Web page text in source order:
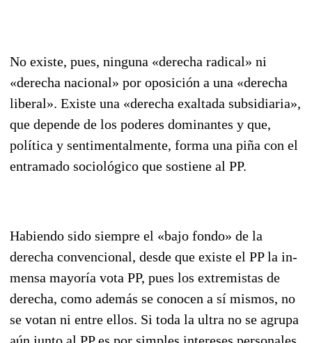
No existe, pues, ninguna «derecha radical» ni
«derecha nacional» por oposición a una «derecha
liberal». Existe una «derecha exaltada subsidiaria»,
que depende de los poderes dominantes y que,
política y sentimentalmente, forma una piña con el
entramado sociológico que sostiene al PP.
Habiendo sido siempre el «bajo fondo» de la
derecha convencional, desde que existe el PP la in­
mensa mayoría vota PP, pues los extremistas de
derecha, como además se conocen a sí mismos, no
se votan ni entre ellos. Si toda la ultra no se agrupa